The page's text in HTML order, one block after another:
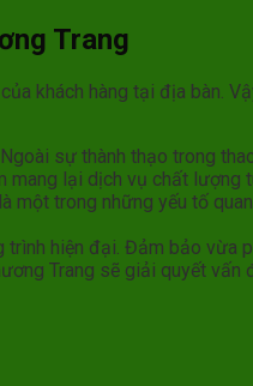
Trang
khách hàng tại địa bàn.
sự thành thạo trong
lại dịch vụ chất lượng
trong những yếu tố
hiện đại. Đảm bảo vừa
Trang sẽ giải quyết vấn